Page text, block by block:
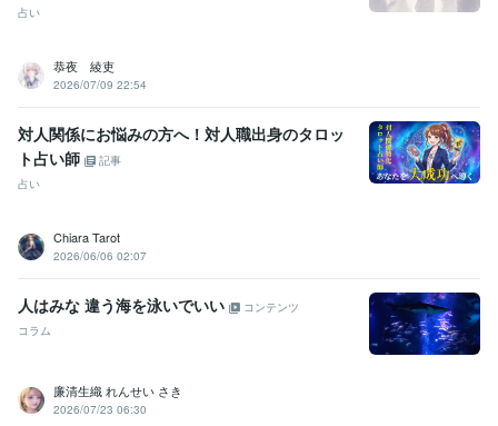
占い
恭夜 綾吏
2026/07/09 22:54
対人関係にお悩みの方へ！対人職出身のタロッ
ト占い師
記事
占い
Chiara Tarot
2026/06/06 02:07
人はみな 違う海を泳いでいい
コンテンツ
コラム
廉清生織 れんせい さき
2026/07/23 06:30